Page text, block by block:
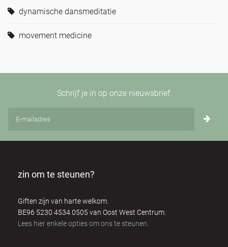
dynamische dansmeditatie
movement medicine
Schrijf je in op onze nieuwsbrief:
zin om te steunen?
Giften zijn van harte welkom.
BE96 5230 4534 0505 van Oost West Centrum.
Lees hier enkele opties om ons te steunen